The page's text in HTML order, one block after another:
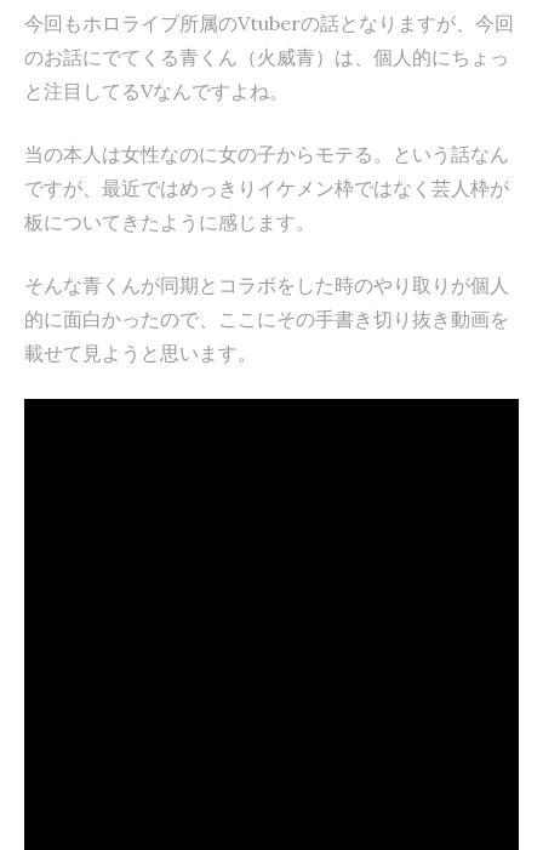
ン
ツ
へ
ス
キ
ッ
プ
今回もホロライブ所属のVtuberの話となりますが、今回
のお話にでてくる青くん（火威青）は、個人的にちょっ
と注目してるVなんですよね。
当の本人は女性なのに女の子からモテる。という話なん
ですが、最近ではめっきりイケメン枠ではなく芸人枠が
板についてきたように感じます。
そんな青くんが同期とコラボをした時のやり取りが個人
的に面白かったので、ここにその手書き切り抜き動画を
載せて見ようと思います。